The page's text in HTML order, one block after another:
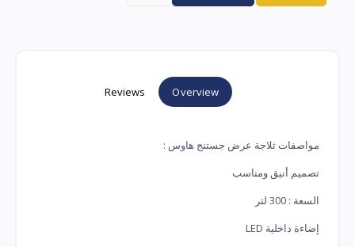
Overview
Reviews
مواصفات ثلاجة عرض جستنج هاوس :
تصميم أنيق ومناسب
السعة : 300 لتر
إضاءة داخلية LED